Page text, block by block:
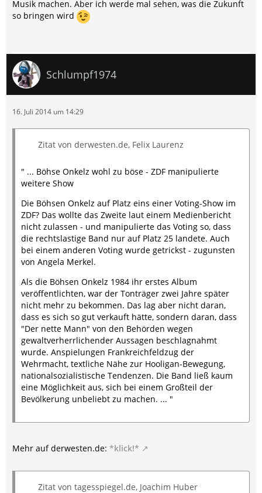
Musik machen. Aber ich werde mal sehen, was die Zukunft
so bringen wird
Schlumpf1974
16. Juli 2014 um 14:29
Zitat von derwesten.de, Felix Laurenz
" ... Böhse Onkelz wohl zu böse - ZDF manipulierte
weitere Show
Die Böhsen Onkelz auf Platz eins einer Voting-Show im
ZDF? Das wollte das Zweite laut einem Medienbericht
nicht zulassen - und manipulierte das Voting so, dass
die rechtslastige Band nur auf Platz 25 landete. Auch
bei einem anderen Voting wurde getrickst - zugunsten
von Angela Merkel.
Als die Böhsen Onkelz 1984 ihr erstes Album
veröffentlichten, war der Tonträger zwei Jahre später
nicht mehr zu bekommen. Das lag aber nicht daran,
dass es sich so gut verkauft hätte, sondern daran, dass
"Der nette Mann" von den Behörden wegen
gewaltverherrlichender Aussagen beschlagnahmt
wurde. Anspielungen Frankreichfeldzug der
Wehrmacht, textliche Nähe zur Hooligan-Bewegung,
nationalsozialistische Tendenzen. Die Band ließ kaum
eine Möglichkeit aus, sich bei einem Großteil der
Bevölkerung unbeliebt zu machen. ... "
Mehr auf derwesten.de: *klick!*
Zitat von tagesspiegel.de, Joachim Huber